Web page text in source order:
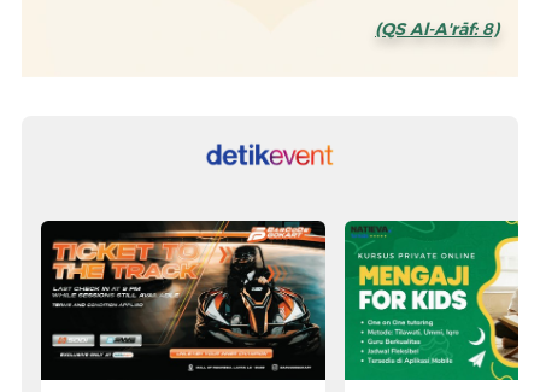
(QS Al-A'rāf: 8)